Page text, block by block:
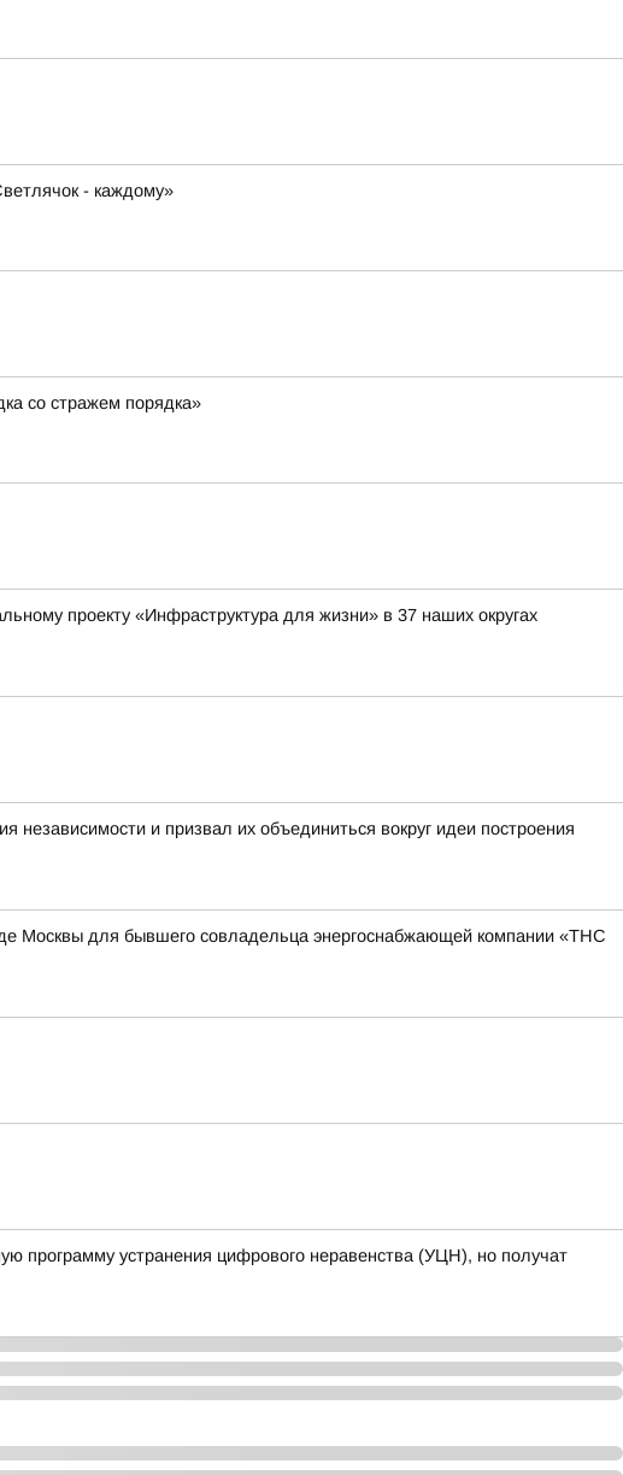
- каждому»
со стражем порядка»
проекту «Инфраструктура для жизни» в 37 наших округах
и призвал их объединиться вокруг идеи построения
Москвы для бывшего совладельца энергоснабжающей компании «ТНС
программу устранения цифрового неравенства (УЦН), но получат